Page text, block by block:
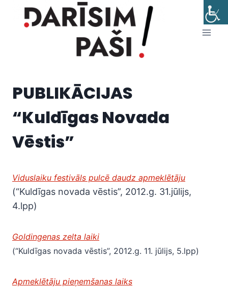
PUBLIKĀCIJAS
“Kuldīgas Novada
Vēstis”
Viduslaiku festivāls pulcē daudz apmeklētāju
(“Kuldīgas novada vēstis”, 2012.g. 31.jūlijs,
4.lpp)
Goldingenas zelta laiki
(“Kuldīgas novada vēstis”, 2012.g. 11. jūlijs, 5.lpp)
Apmeklētāju pieņemšanas laiks